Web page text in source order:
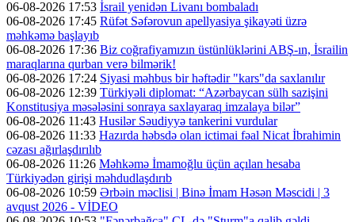
06-08-2026 17:53 İsrail yenidən Livanı bombaladı
06-08-2026 17:45 Rüfət Səfərovun apellyasiya şikayəti üzrə
məhkəmə başlayıb
06-08-2026 17:36 Biz coğrafiyamızın üstünlüklərini ABŞ-ın, İsrailin
maraqlarına qurban verə bilmərik!
06-08-2026 17:24 Siyasi məhbus bir həftədir "kars"da saxlanılır
06-08-2026 12:39 Türkiyəli diplomat: “Azərbaycan sülh sazişini
Konstitusiya məsələsini sonraya saxlayaraq imzalaya bilər”
06-08-2026 11:43 Husilər Səudiyyə tankerini vurdular
06-08-2026 11:33 Hazırda həbsdə olan ictimai fəal Nicat İbrahimin
cəzası ağırlaşdırılıb
06-08-2026 11:26 Məhkəmə İmamoğlu üçün açılan hesaba
Türkiyədən girişi məhdudlaşdırıb
06-08-2026 10:59 Ərbəin məclisi | Binə İmam Həsən Məscidi | 3
avqust 2026 - VİDEO